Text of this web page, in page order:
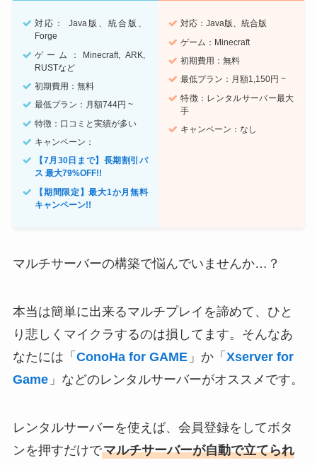
対応： Java版、統合版、
Forge
ゲーム：Minecraft, ARK,
RUSTなど
初期費用：無料
最低プラン：月額744円 ~
特徴：口コミと実績が多い
キャンペーン：
【7月30日まで】長期割引パ
ス 最大79%OFF!!
【期間限定】最大1か月無料
キャンペーン!!
対応：Java版、統合版
ゲーム：Minecraft
初期費用：無料
最低プラン：月額1,150円 ~
特徴：レンタルサーバー最大
手
キャンペーン：なし
マルチサーバーの構築で悩んでいませんか…？
本当は簡単に出来るマルチプレイを諦めて、ひと
り悲しくマイクラするのは損してます。そんなあ
なたには「 ConoHa for GAME 」か「 Xserver for
Game 」などのレンタルサーバーがオススメです。
レンタルサーバーを使えば、会員登録をしてボタ
ンを押すだけでマルチサーバーが自動で立てられ